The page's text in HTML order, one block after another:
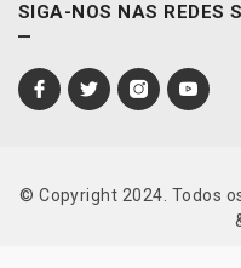
SIGA-NOS NAS REDES
© Copyright 2024. Todos